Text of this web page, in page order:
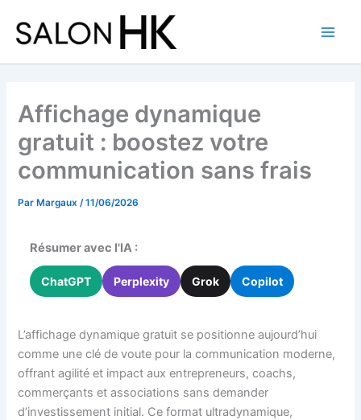
contenu
Affichage dynamique
gratuit : boostez votre
communication sans frais
ParMargaux /11/06/2026
Résumer avec l'IA :
ChatGPT Perplexity Grok Copilot
L’affichage dynamique gratuit se positionne aujourd’hui
comme une clé de voute pour la communication moderne,
offrant agilité et impact aux entrepreneurs, coachs,
commerçants et associations sans demander
d’investissement initial. Ce format ultradynamique,